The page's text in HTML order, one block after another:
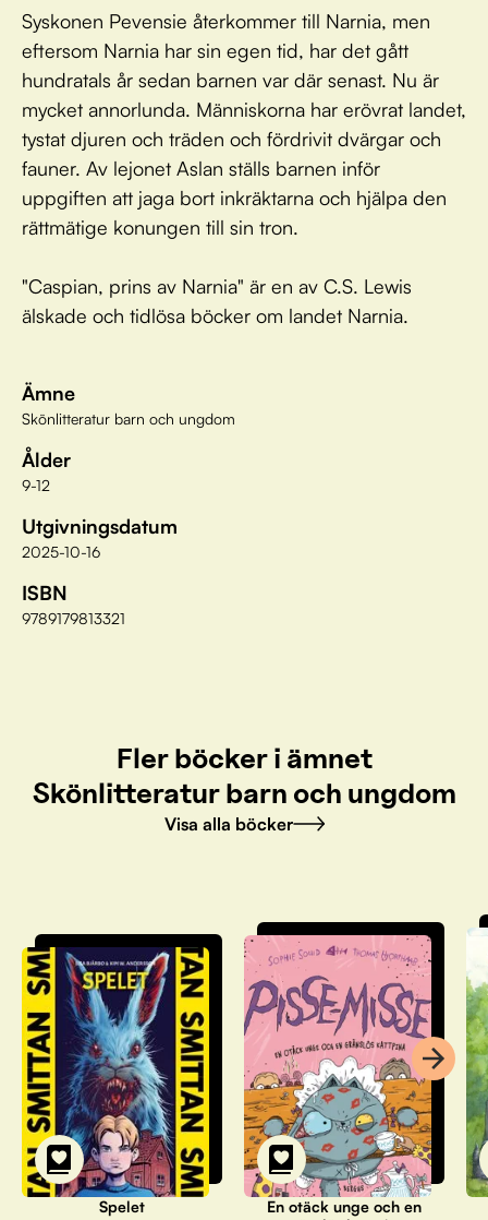
Syskonen Pevensie återkommer till Narnia, men
eftersom Narnia har sin egen tid, har det gått
hundratals år sedan barnen var där senast. Nu är
mycket annorlunda. Människorna har erövrat landet,
tystat djuren och träden och fördrivit dvärgar och
fauner. Av lejonet Aslan ställs barnen inför
uppgiften att jaga bort inkräktarna och hjälpa den
rättmätige konungen till sin tron.
"Caspian, prins av Narnia" är en av C.S. Lewis
älskade och tidlösa böcker om landet Narnia.
Ämne
Skönlitteratur barn och ungdom
Ålder
9-12
Utgivningsdatum
2025-10-16
ISBN
9789179813321
Fler böcker i ämnet
Skönlitteratur barn och ungdom
Visa alla böcker
Spelet
En otäck unge och en